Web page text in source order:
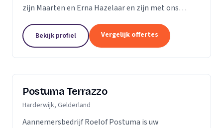
zijn Maarten en Erna Hazelaar en zijn met ons
aangesloten, omdat deze organisatie staat voor
zelfstandige...
Bekijk profiel Vergelijk offertes
Postuma Terrazzo
Harderwijk, Gelderland
Aannemersbedrijf Roelof Postuma is uw